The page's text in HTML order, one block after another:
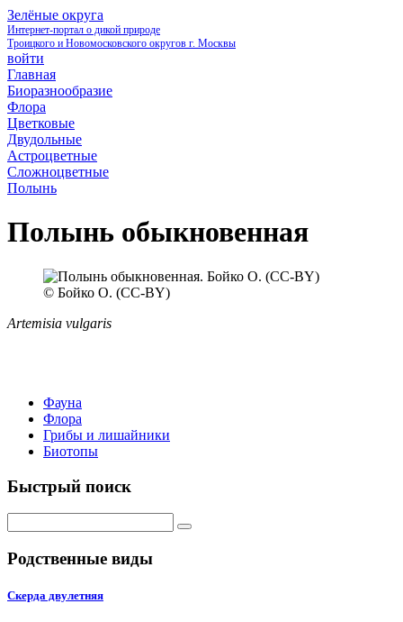
Зелёные округа
Интернет-портал о дикой природе
Троицкого и Новомосковского округов г. Москвы
войти
Главная
Биоразнообразие
Флора
Цветковые
Двудольные
Астроцветные
Сложноцветные
Полынь
Полынь обыкновенная
© Бойко О. (CC-BY)
Artemisia vulgaris
Фауна
Флора
Грибы и лишайники
Биотопы
Быстрый поиск
Родственные виды
Скерда двулетняя